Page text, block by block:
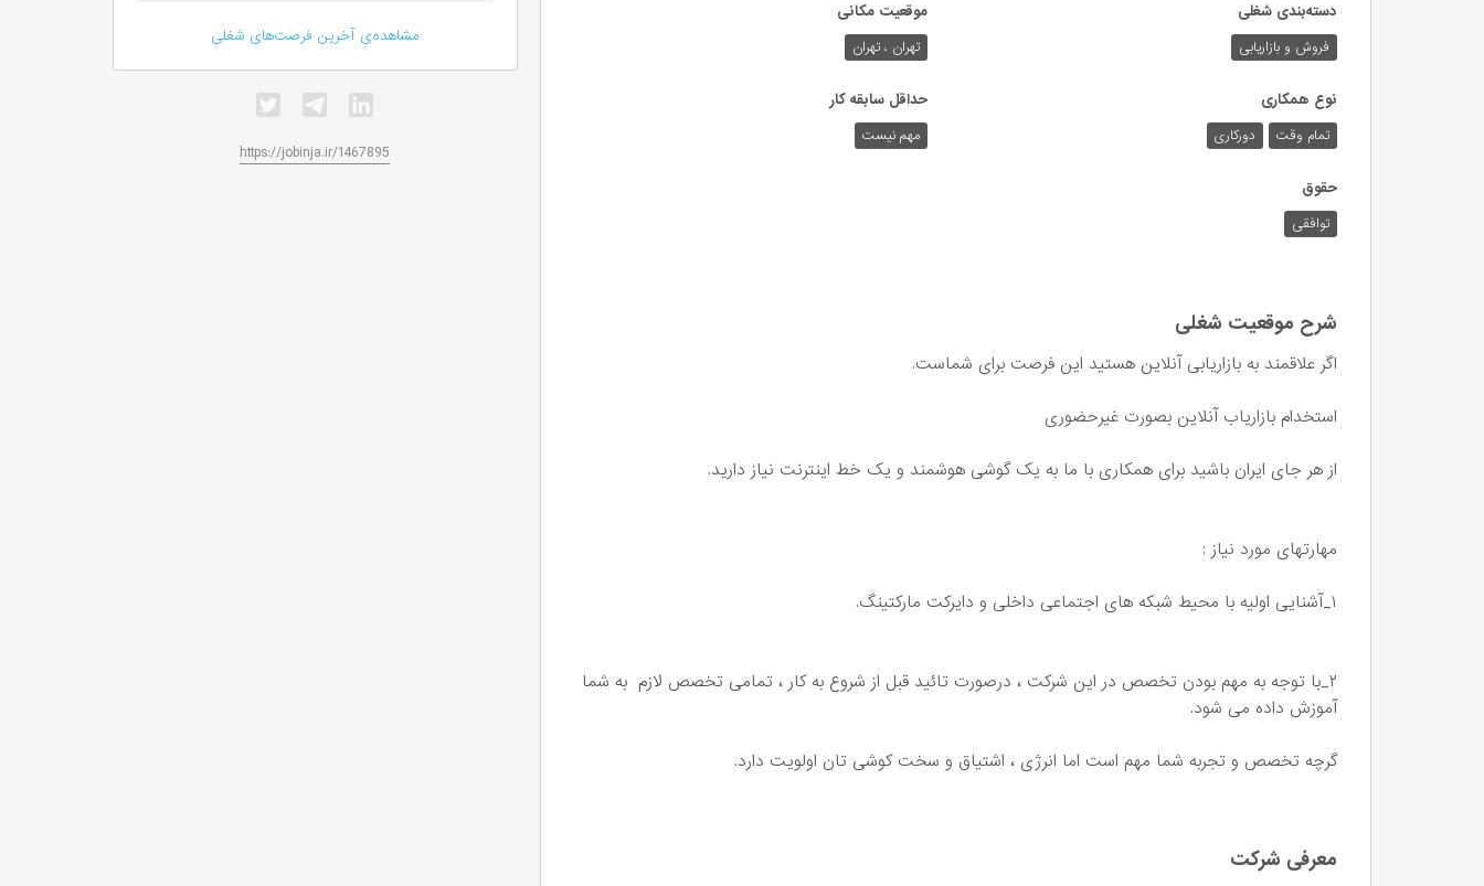
دسته‌بندی شغلی
فروش و بازاریابی
موقعیت مکانی
تهران ، تهران
نوع همکاری
تمام وقت دورکاری
حداقل سابقه کار
مهم نیست
حقوق
توافقی
شرح موقعیت شغلی
اگر علاقمند به بازاریابی آنلاین هستید این فرصت برای شماست.
استخدام بازاریاب آنلاین بصورت غیرحضوری
از هر جای ایران باشید برای همکاری با ما به یک گوشی هوشمند و یک خط اینترنت نیاز دارید.
مهارتهای مورد نیاز :
۱_آشنایی اولیه با محیط شبکه های اجتماعی داخلی و دایرکت مارکتینگ.
۲_با توجه به مهم بودن تخصص در این شرکت ، درصورت تائید قبل از شروع به کار ، تمامی تخصص لازم به شما
آموزش داده می شود.
گرچه تخصص و تجربه شما مهم است اما انرژی ، اشتیاق و سخت کوشی تان اولویت دارد.
معرفی شرکت
مشاهده‌ی آخرین فرصت‌های شغلی
https://jobinja.ir/1467895